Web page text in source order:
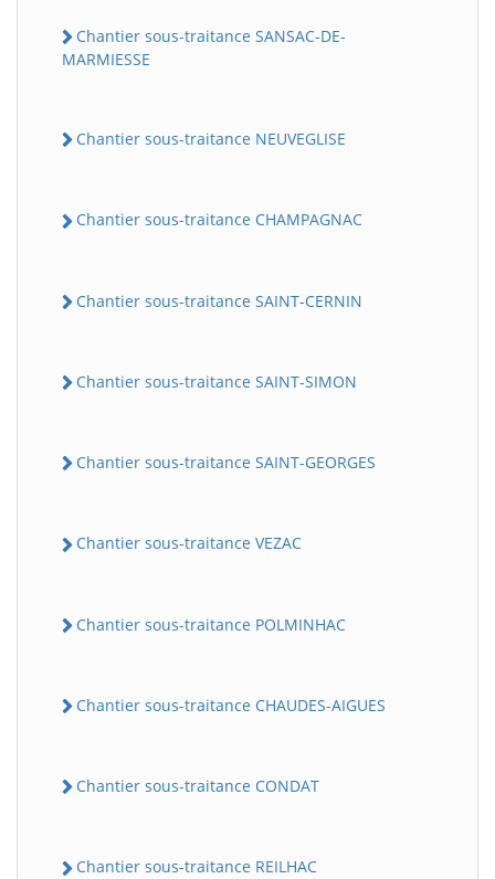
Chantier sous-traitance SANSAC-DE-
MARMIESSE
Chantier sous-traitance NEUVEGLISE
Chantier sous-traitance CHAMPAGNAC
Chantier sous-traitance SAINT-CERNIN
Chantier sous-traitance SAINT-SIMON
Chantier sous-traitance SAINT-GEORGES
Chantier sous-traitance VEZAC
Chantier sous-traitance POLMINHAC
Chantier sous-traitance CHAUDES-AIGUES
Chantier sous-traitance CONDAT
Chantier sous-traitance REILHAC